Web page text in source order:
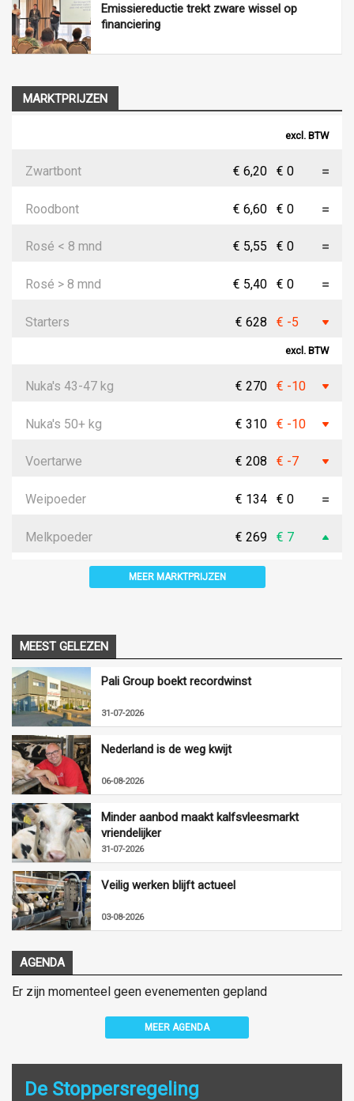
Emissiereductie trekt zware wissel op
financiering
MARKTPRIJZEN
excl. BTW
Zwartbont € 6,20 € 0
Roodbont € 6,60 € 0
Rosé < 8 mnd € 5,55 € 0
Rosé > 8 mnd € 5,40 € 0
Starters € 628 € -5
excl. BTW
Nuka's 43-47 kg € 270 € -10
Nuka's 50+ kg € 310 € -10
Voertarwe € 208 € -7
Weipoeder € 134 € 0
Melkpoeder € 269 € 7
MEER MARKTPRIJZEN
MEEST GELEZEN
Pali Group boekt recordwinst
31-07-2026
Nederland is de weg kwijt
06-08-2026
Minder aanbod maakt kalfsvleesmarkt
vriendelijker
31-07-2026
Veilig werken blijft actueel
03-08-2026
AGENDA
Er zijn momenteel geen evenementen gepland
MEER AGENDA
De Stoppersregeling